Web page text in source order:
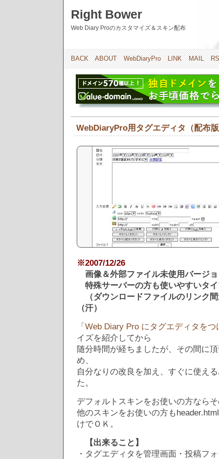
Right Bower
Web Diary Proのカスタマイズ＆スキン配布
BACK ABOUT WebDiaryPro LINK MAIL
WebDiaryPro用タグエディタ（配布
※2007/12/26
画像＆外部ファイル未使用バージ
特殊サーバーの方も使いやすいタ
（ダウンロードファイルのリンク
（汗）
「Web Diary Pro にタグエディタをつ
イズを紹介してから
随分時間が経ちましたが、その間に
め、
自分なりの改良を加え、すぐに使え
た。
デフォルトスキンをお使いの方なら
他のスキンをお使いの方も
けでＯＫ。
【出来ること】
・タグエディタを管理画面・投稿フ